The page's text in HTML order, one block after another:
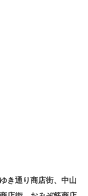
き通り商店街、中山